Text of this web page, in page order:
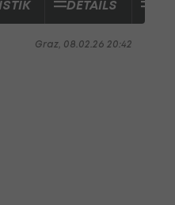
DETAILS
Graz, 08.02.26 20:42